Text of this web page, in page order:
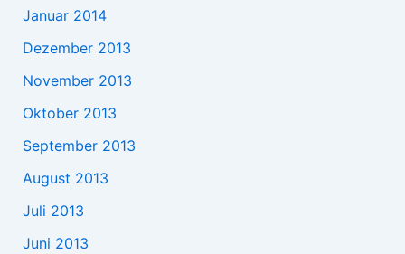
Januar 2014
Dezember 2013
November 2013
Oktober 2013
September 2013
August 2013
Juli 2013
Juni 2013